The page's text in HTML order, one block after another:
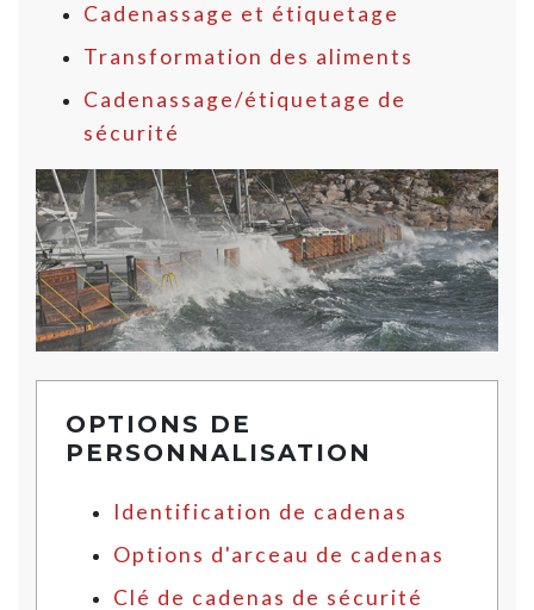
Cadenassage et étiquetage
Transformation des aliments
Cadenassage/étiquetage de
sécurité
OPTIONS DE
PERSONNALISATION
Identification de cadenas
Options d'arceau de cadenas
Clé de cadenas de sécurité